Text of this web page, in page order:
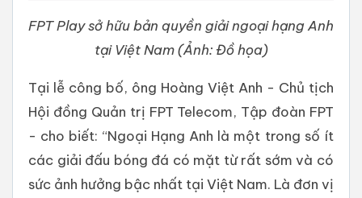
FPT Play sở hữu bản quyền giải ngoại hạng Anh
tại Việt Nam (Ảnh: Đồ họa)
Tại lễ công bố, ông Hoàng Việt Anh - Chủ tịch
Hội đồng Quản trị FPT Telecom, Tập đoàn FPT
- cho biết: “Ngoại Hạng Anh là một trong số ít
các giải đấu bóng đá có mặt từ rất sớm và có
sức ảnh hưởng bậc nhất tại Việt Nam. Là đơn vị